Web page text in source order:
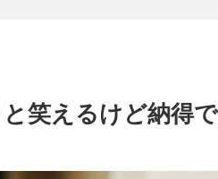
笑えるけど納得